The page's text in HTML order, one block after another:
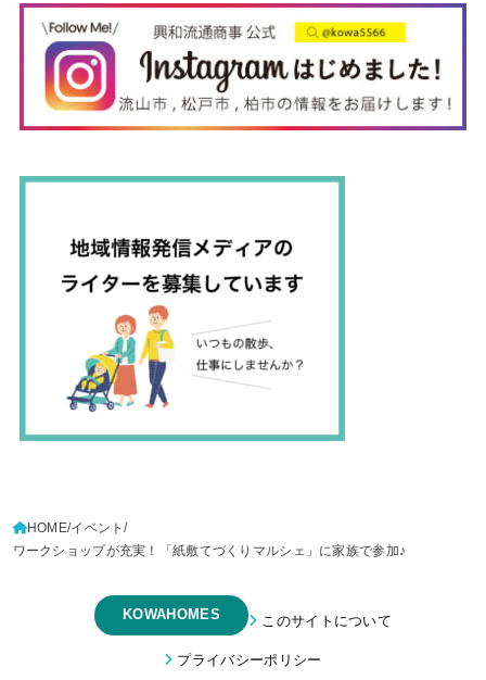
HOME イベント
ワークショップが充実！「紙敷てづくりマルシェ」に家族で参加♪
KOWAHOMES このサイトについて
プライバシーポリシー